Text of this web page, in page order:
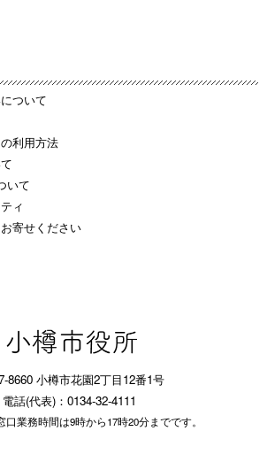
ついて
利用方法
いて
ィ
寄せください
8660 小樽市花園2丁目12番1号
電話(代表)：0134-32-4111
業務時間は9時から17時20分までです。